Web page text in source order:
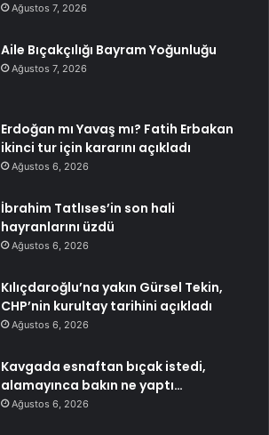
Ağustos 7, 2026
Aile Bıçakçılığı Bayram Yoğunluğu
Ağustos 7, 2026
Erdoğan mı Yavaş mı? Fatih Erbakan
ikinci tur için kararını açıkladı
Ağustos 6, 2026
İbrahim Tatlıses’in son hali
hayranlarını üzdü
Ağustos 6, 2026
Kılıçdaroğlu’na yakın Gürsel Tekin,
CHP’nin kurultay tarihini açıkladı
Ağustos 6, 2026
Kavgada esnaftan bıçak istedi,
alamayınca bakın ne yaptı…
Ağustos 6, 2026